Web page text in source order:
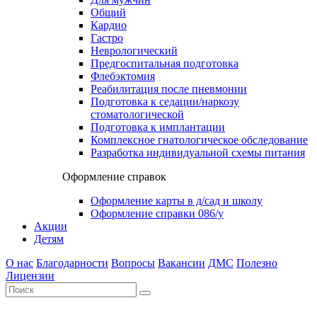
Общий
Кардио
Гастро
Неврологический
Предгоспитальная подготовка
Флебэктомия
Реабилитация после пневмонии
Подготовка к седации/наркозу
стоматологической
Подготовка к имплантации
Комплексное гнатологическое обследование
Разработка индивидуальной схемы питания
Оформление справок
Оформление карты в д/сад и школу
Оформление справки 086/у
Акции
Детям
О нас Благодарности Вопросы Вакансии ДМС Полезно
Лицензии